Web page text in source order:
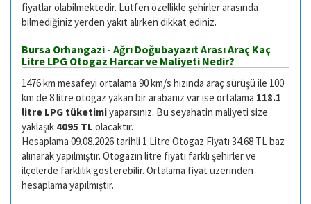
fiyatlar olabilmektedir. Lütfen özellikle şehirler arasında
bilmediğiniz yerden yakıt alırken dikkat ediniz.
Bursa Orhangazi - Ağrı Doğubayazıt Arası Araç Kaç
Litre LPG Otogaz Harcar ve Maliyeti Nedir?
1476 km mesafeyi ortalama 90 km/s hızında araç sürüşü ile 100
km de 8 litre otogaz yakan bir arabanız var ise ortalama 118.1
litre LPG tüketimiyaparsınız. Bu seyahatin maliyeti size
yaklaşık 4095 TL olacaktır.
Hesaplama 09.08.2026 tarihli 1 Litre Otogaz Fiyatı 34.68 TL baz
alınarak yapılmıştır. Otogazın litre fiyatı farklı şehirler ve
ilçelerde farklılık gösterebilir. Ortalama fiyat üzerinden
hesaplama yapılmıştır.